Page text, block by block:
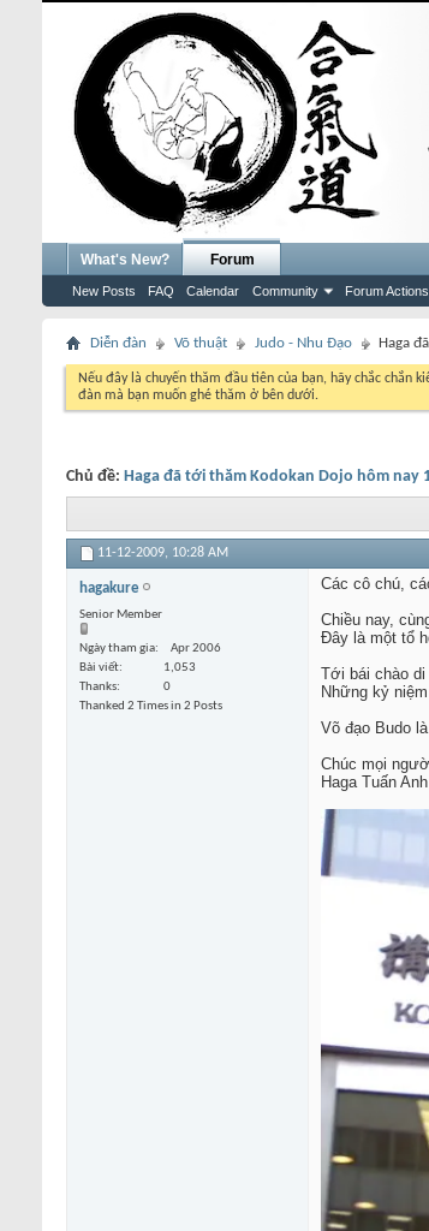
What's New? Forum
New Posts FAQ Calendar Community Forum Actions
Diễn đàn Võ thuật Judo - Nhu Đạo Haga
Nếu đây là chuyến thăm đầu tiên của bạn, hãy chắc chắn
đàn mà bạn muốn ghé thăm ở bên dưới.
Chủ đề: Haga đã tới thăm Kodokan Dojo hôm nay
11-12-2009, 10:28 AM
hagakure
Senior Member
Ngày tham gia
Apr 2006
Bài viết
1,053
Thanks
0
Thanked 2 Times in 2 Posts
Các cô chú,
Chiều nay,
Đây là một tổ
Tới bái chào di
Những kỷ
Võ đạo Budo
Chúc mọi
Haga Tuấn Anh